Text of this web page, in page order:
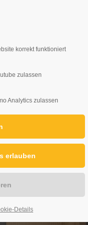
in touch
Inc.
CA 94102
Have any questions?
+44 1234 567 890
Drop us a line
info@yourdomain.com
korrekt funktioniert
zulassen
Analytics zulassen
Details